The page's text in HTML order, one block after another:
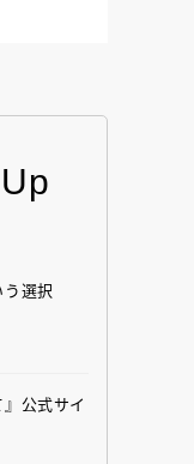
選択
公式サイ